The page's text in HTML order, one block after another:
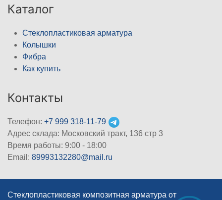
Каталог
Стеклопластиковая арматура
Колышки
Фибра
Как купить
Контакты
Телефон: +7 999 318-11-79
Адрес склада: Московский тракт, 136 стр 3
Время работы: 9:00 - 18:00
Email: 89993132280@mail.ru
Стеклопластиковая композитная арматура от